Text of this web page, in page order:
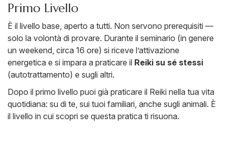
Primo Livello
È il livello base, aperto a tutti. Non servono prerequisiti —
solo la volontà di provare. Durante il seminario (in genere
un weekend, circa 16 ore) si riceve l’attivazione
energetica e si impara a praticare il Reiki su sé stessi
(autotrattamento) e sugli altri.
Dopo il primo livello puoi già praticare il Reiki nella tua vita
quotidiana: su di te, sui tuoi familiari, anche sugli animali. È
il livello in cui scopri se questa pratica ti risuona.